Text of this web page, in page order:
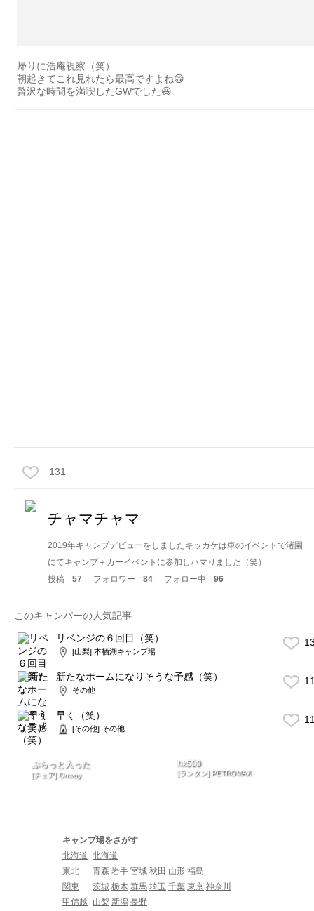
帰りに浩庵視察（笑）
朝起きてこれ見れたら最高ですよね😁
贅沢な時間を満喫したGWでした😆
131
チャマチャマ
2019年キャンプデビューをしましたキッカケは車のイベントで渚園
にてキャンプ＋カーイベントに参加しハマりました（笑）
投稿
57 フォロワー 84 フォロー中 96
このキャンパーの人気記事
リベンジの６回目（笑）
[山梨] 本栖湖キャンプ場
新たなホームになりそうな予感（笑）
その他
早く（笑）
[その他] その他
ぷらっと入った
[チェア] Onway
hk500
[ランタン] PETROMAX
キャンプ場をさがす
北海道 北海道
東北
青森 岩手 宮城 秋田 山形 福島
関東
茨城 栃木 群馬 埼玉 千葉 東京 神奈川
甲信越
山梨 新潟 長野